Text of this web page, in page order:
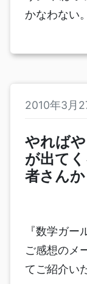
かなわない。
2010年3月
やれば
が出て
者さん
『数学ガー
ご感想のメ
てご紹介い